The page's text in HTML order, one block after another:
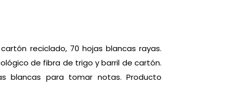
reciclado, 70 hojas blancas rayas.
de fibra de trigo y barril de cartón.
blancas para tomar notas. Producto